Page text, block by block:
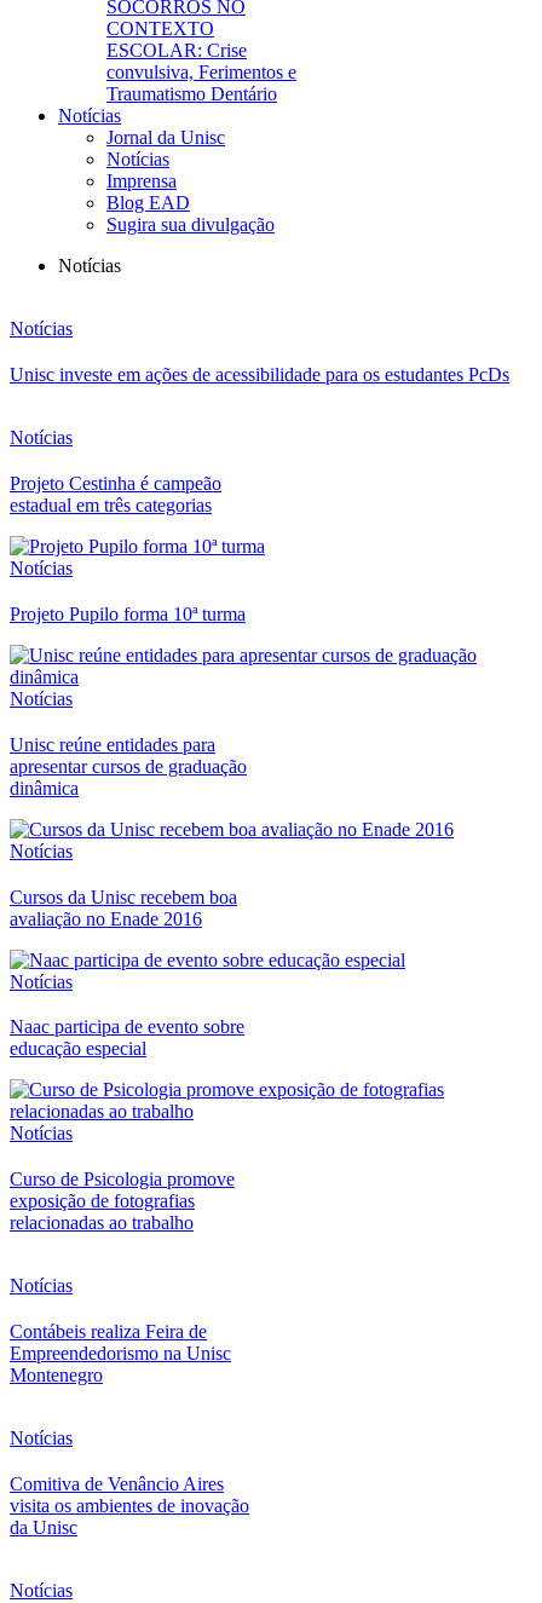
SOCORROS NO
CONTEXTO
ESCOLAR: Crise
convulsiva, Ferimentos e
Traumatismo Dentário
Notícias
Jornal da Unisc
Notícias
Imprensa
Blog EAD
Sugira sua divulgação
Notícias
Notícias
Unisc investe em ações de acessibilidade para os estudantes PcDs
Notícias
Projeto Cestinha é campeão
estadual em três categorias
Notícias
Projeto Pupilo forma 10ª turma
Notícias
Unisc reúne entidades para
apresentar cursos de graduação
dinâmica
Notícias
Cursos da Unisc recebem boa
avaliação no Enade 2016
Notícias
Naac participa de evento sobre
educação especial
Notícias
Curso de Psicologia promove
exposição de fotografias
relacionadas ao trabalho
Notícias
Contábeis realiza Feira de
Empreendedorismo na Unisc
Montenegro
Notícias
Comitiva de Venâncio Aires
visita os ambientes de inovação
da Unisc
Notícias